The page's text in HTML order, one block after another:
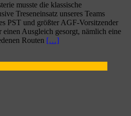
musste die klassische
Treseneinsatz unseres Teams
PST und größter AGF-Vorsitzender
Ausgleich gesorgt, nämlich eine
Routen […]